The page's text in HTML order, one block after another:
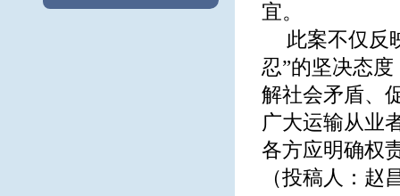
宜。
此案不仅反
忍”的坚决态
解社会矛盾、
广大运输从业
各方应明确权
（投稿人：赵